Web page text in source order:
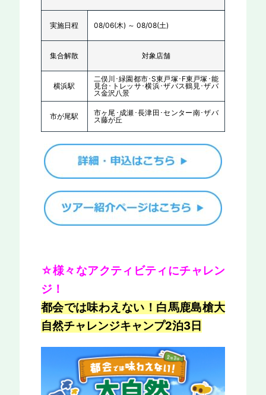
実施日程 08/06(木) ～ 08/08(土)
集合解散 対象店舗
横浜駅
二俣川･緑園都市･S東戸塚･F東戸塚･能
見台･トレッサ･横浜･ザバス鶴見･ザバ
ス金沢八景
市が尾駅
市ヶ尾･成瀬･長津田･センター南･ザバ
ス藤が丘
☆様々なアクティビティにチャレン
ジ！
都会では味わえない！白馬鹿島槍大
自然チャレンジキャンプ2泊3日